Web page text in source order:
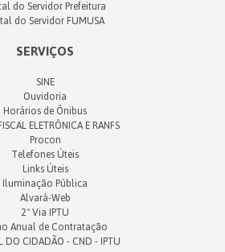
do Servidor Prefeitura
do Servidor FUMUSA
SERVIÇOS
SINE
Ouvidoria
Horários de Ônibus
ELETRÔNICA E RANFS
Procon
Telefones Úteis
Links Úteis
Iluminação Pública
Alvará-Web
2ª Via IPTU
Anual de Contratação
DO CIDADÃO - CND - IPTU